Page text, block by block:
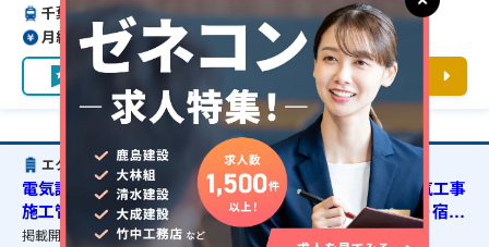
千葉ニュータウン中央駅よりバスで5分
月給約42〜58万円（前職給与保証）
お気に入り 求人詳細を見る
エクシオグループ株式会社
電気設備施工管理・千葉県印西市・電気新築工事・1級電気工事
施工管理技士の資格必須・第二種電気工事士の資格必須・宿舎
の準備可能
掲載開始日： 2025/10/10 掲載終了予定日：2026/09/25